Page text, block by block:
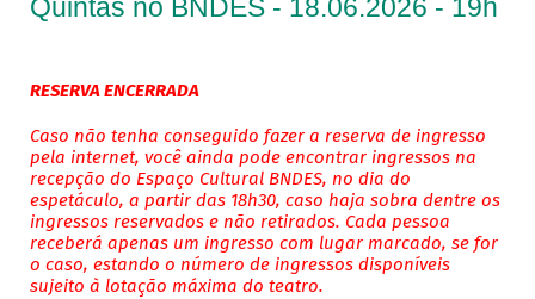
Quintas no BNDES - 18.06.2026 - 19h
RESERVA ENCERRADA
Caso não tenha conseguido fazer a reserva de ingresso
pela internet, você ainda pode encontrar ingressos na
recepção do Espaço Cultural BNDES, no dia do
espetáculo, a partir das 18h30, caso haja sobra dentre os
ingressos reservados e não retirados. Cada pessoa
receberá apenas um ingresso com lugar marcado, se for
o caso, estando o número de ingressos disponíveis
sujeito à lotação máxima do teatro.